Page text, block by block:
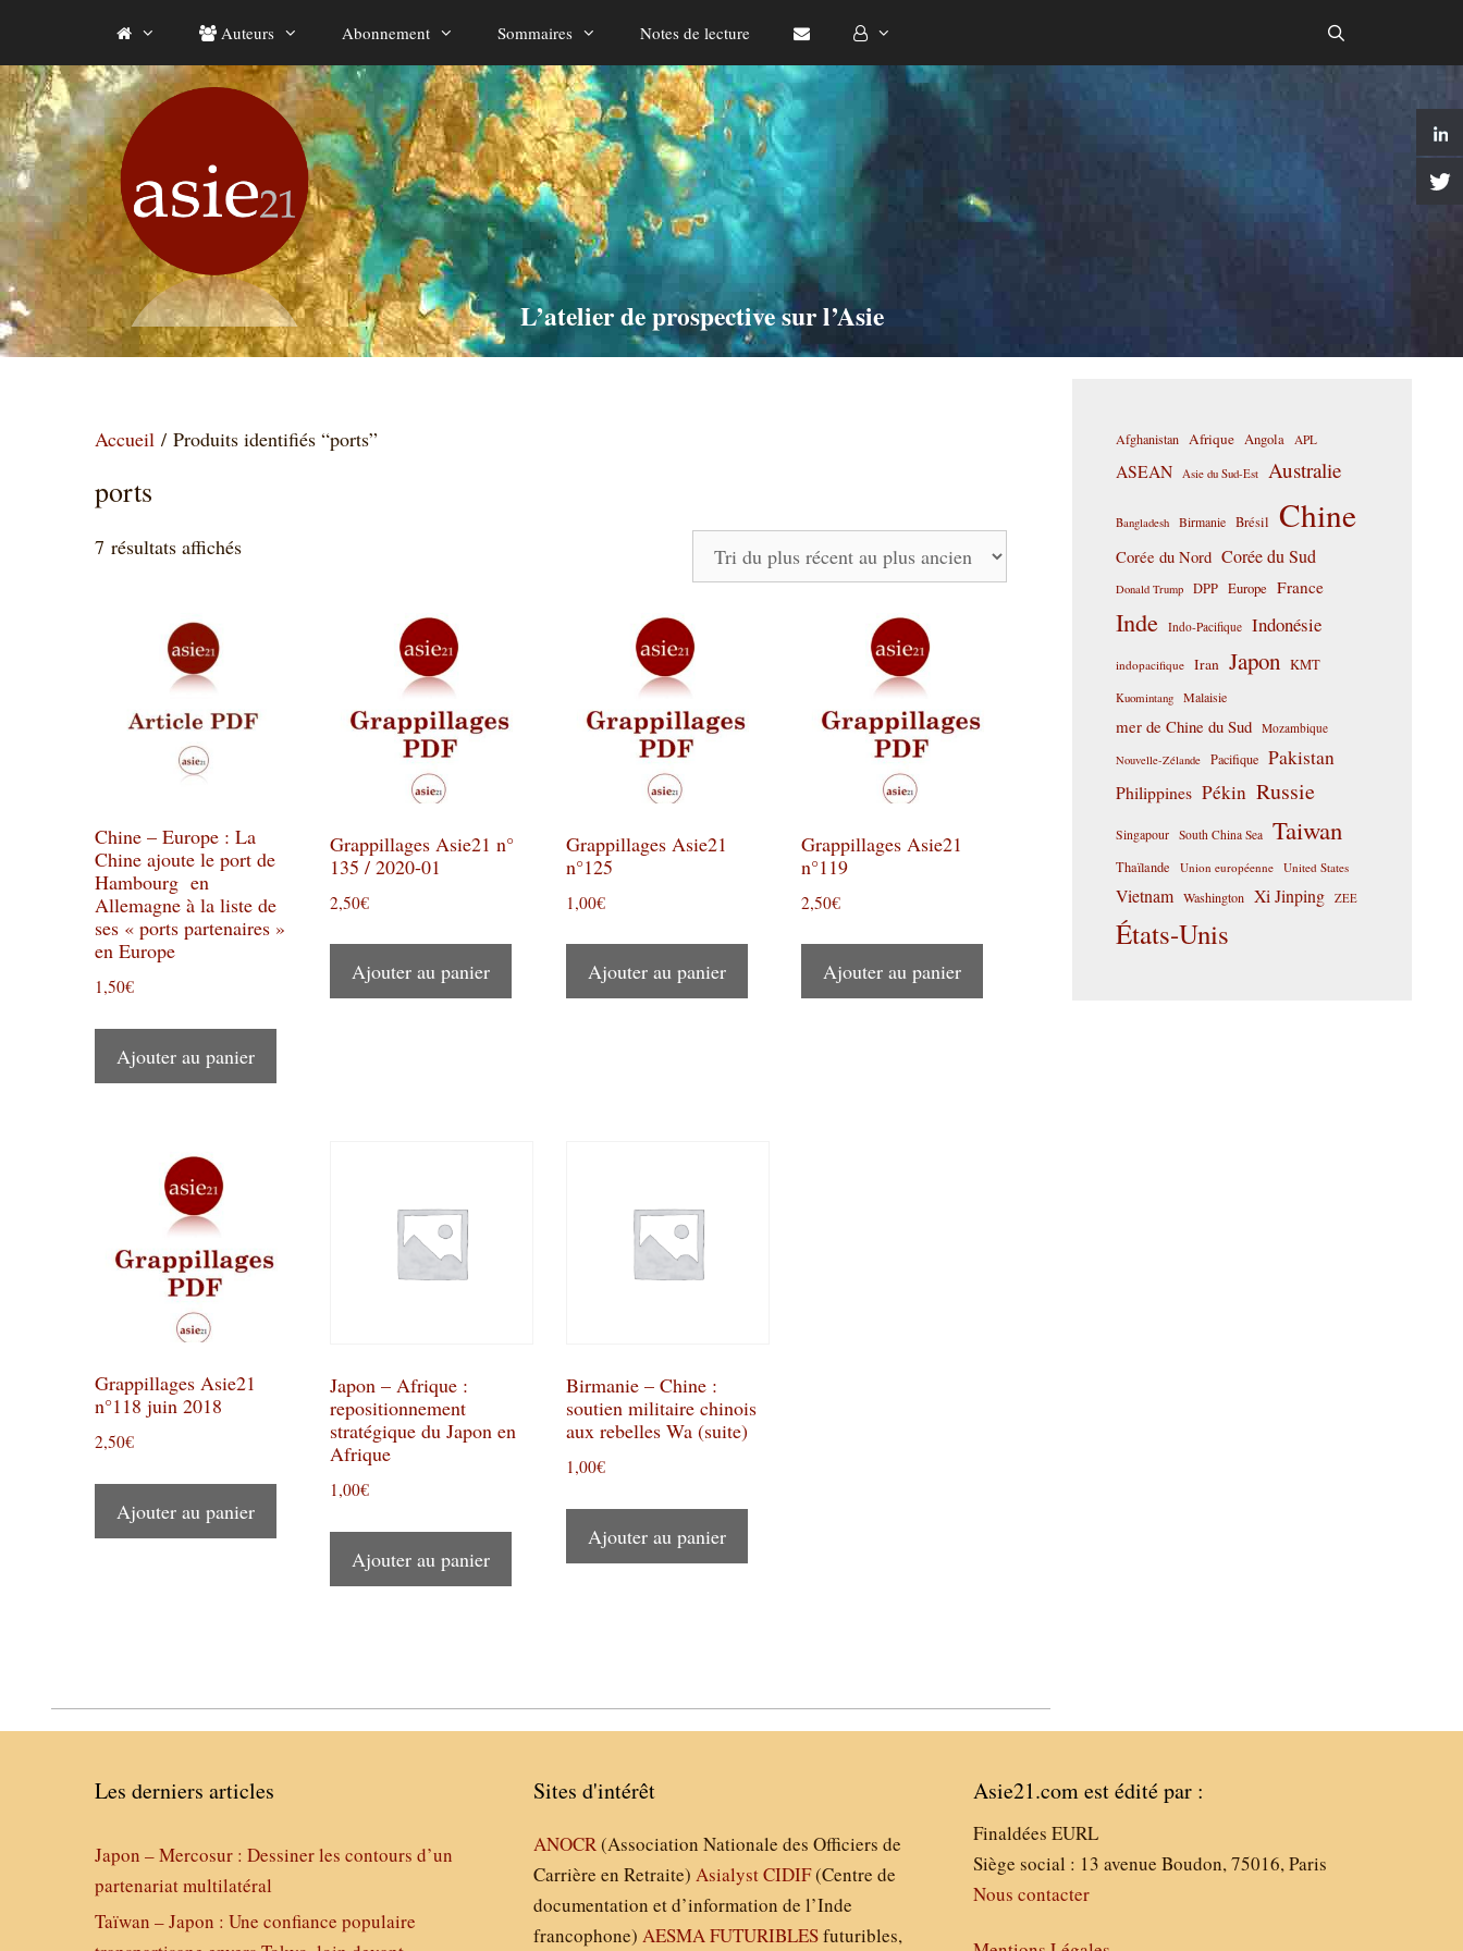
contenu
Auteurs Abonnement Sommaires Notes de lecture
L’atelier de prospective sur l’Asie
Accueil / Produits identifiés “ports”
ports
7 résultats affichésTrié
plus
Chine – Europe : La
Chine ajoute le port de
Hambourg en
Allemagne à la liste de
ses « ports partenaires »
en Europe
1,50€
Ajouter au panier
Grappillages Asie21 n°
135 / 2020-01
2,50€
Ajouter au panier
Grappillages Asie21
n°125
1,00€
Ajouter au panier
Grappillages Asie21
n°119
2,50€
Ajouter au panier
Grappillages Asie21
n°118 juin 2018
2,50€
Ajouter au panier
Japon – Afrique :
repositionnement
stratégique du Japon en
Afrique
1,00€
Ajouter au panier
Birmanie – Chine :
soutien militaire chinois
aux rebelles Wa (suite)
1,00€
Ajouter au panier
Afghanistan Afrique Angola APL
ASEAN Asie du Sud-Est Australie
Bangladesh Birmanie Brésil Chine
Corée du Nord Corée du Sud
Donald Trump DPP Europe France
Inde Indo-Pacifique Indonésie
indopacifique Iran Japon KMT
Kuomintang Malaisie
mer de Chine du Sud Mozambique
Nouvelle-Zélande Pacifique Pakistan
Philippines Pékin Russie
Singapour South China Sea Taiwan
Thaïlande Union européenne United States
Vietnam Washington Xi Jinping ZEE
États-Unis
Les derniers articles
Japon – Mercosur : Dessiner les contours d’un
partenariat multilatéral
Taïwan – Japon : Une confiance populaire
Sites d'intérêt
ANOCR(Association Nationale des Officiers de
Carrière en Retraite)AsialystCIDIF(Centre de
documentation et d’information de l’Inde
francophone)AESMAFUTURIBLESfuturibles,
Asie21.com est édité par :
Finaldées EURL
Siège social : 13 avenue Boudon, 75016, Paris
Nous contacter